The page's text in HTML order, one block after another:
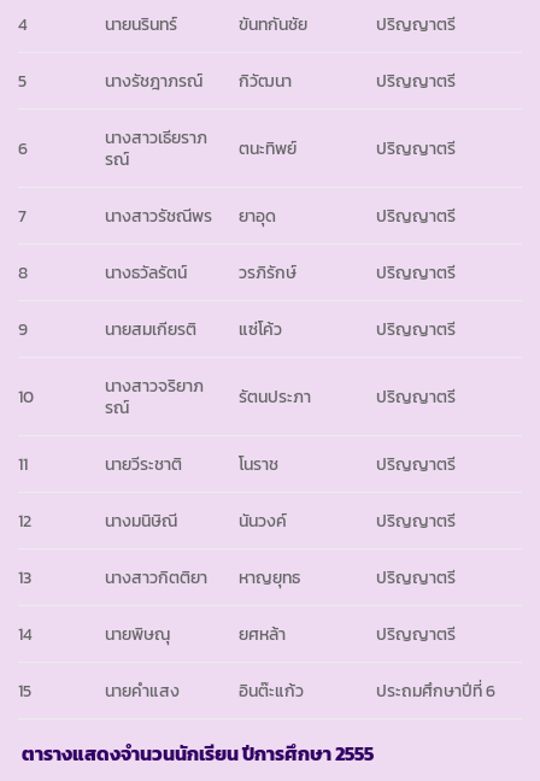
4 นายนรินทร์ ขันทกันชัย ปริญญาตรี
5 นางรัชฎาภรณ์ กิวัฒนา ปริญญาตรี
6
นางสาวเธียราภ
รณ์
ตนะทิพย์ ปริญญาตรี
7 นางสาวรัชณีพร ยาอุด ปริญญาตรี
8 นางธวัลรัตน์ วรภิรักษ์ ปริญญาตรี
9 นายสมเกียรติ แซ่โค้ว ปริญญาตรี
10
นางสาวจริยาภ
รณ์
รัตนประภา ปริญญาตรี
11 นายวีระชาติ โนราช ปริญญาตรี
12 นางมนิษิณี นันวงค์ ปริญญาตรี
13 นางสาวกิตติยา หาญยุทธ ปริญญาตรี
14 นายพิษณุ ยศหล้า ปริญญาตรี
15 นายคำแสง อินต๊ะแก้ว ประถมศึกษาปีที่ 6
ตารางแสดงจำนวนนักเรียน ปีการศึกษา2555